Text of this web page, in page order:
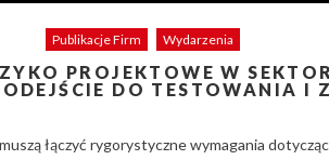
Publikacje Firm Wydarzenia
PROJEKTOWE W
DO TESTOWANIA I
łączyć rygorystyczne wymagania